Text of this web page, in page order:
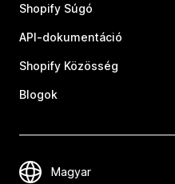
Shopify Súgó
API-dokumentáció
Shopify Közösség
Blogok